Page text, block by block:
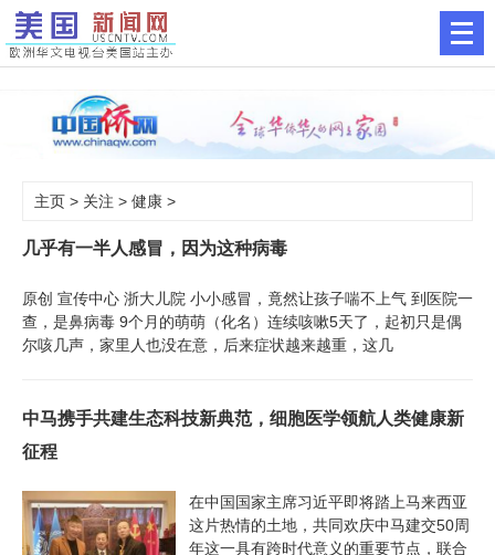
主页 > 关注 > 健康 >
几乎有一半人感冒，因为这种病毒
原创 宣传中心 浙大儿院 小小感冒，竟然让孩子喘不上气 到医院一
查，是鼻病毒 9个月的萌萌（化名）连续咳嗽5天了，起初只是偶
尔咳几声，家里人也没在意，后来症状越来越重，这几
中马携手共建生态科技新典范，细胞医学领航人类健康新
征程
在中国国家主席习近平即将踏上马来西亚
这片热情的土地，共同欢庆中马建交50周
年这一具有跨时代意义的重要节点，联合